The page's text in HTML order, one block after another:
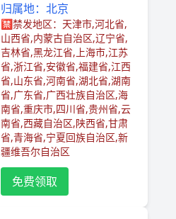
归属地：北京
🈲️禁发地区：天津市,河北省,
山西省,内蒙古自治区,辽宁省,
吉林省,黑龙江省,上海市,江苏
省,浙江省,安徽省,福建省,江西
省,山东省,河南省,湖北省,湖南
省,广东省,广西壮族自治区,海
南省,重庆市,四川省,贵州省,云
南省,西藏自治区,陕西省,甘肃
省,青海省,宁夏回族自治区,新
疆维吾尔自治区
免费领取